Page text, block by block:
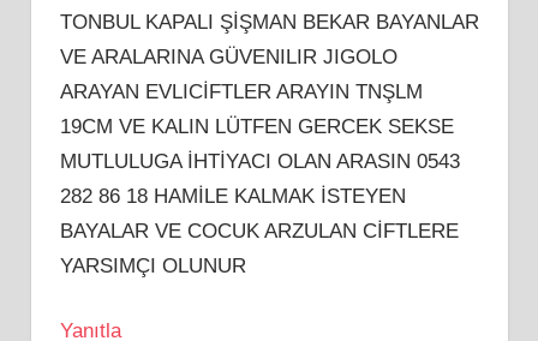
TONBUL KAPALI ŞİŞMAN BEKAR BAYANLAR
VE ARALARINA GÜVENILIR JIGOLO
ARAYAN EVLICİFTLER ARAYIN TNŞLM
19CM VE KALIN LÜTFEN GERCEK SEKSE
MUTLULUGA İHTİYACI OLAN ARASIN 0543
282 86 18 HAMİLE KALMAK İSTEYEN
BAYALAR VE COCUK ARZULAN CİFTLERE
YARSIMÇI OLUNUR
Yanıtla